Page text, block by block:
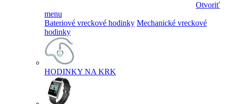
Otvoriť
menu
Bateriové vreckové hodinky Mechanické vreckové
hodinky
HODINKY NA KRK